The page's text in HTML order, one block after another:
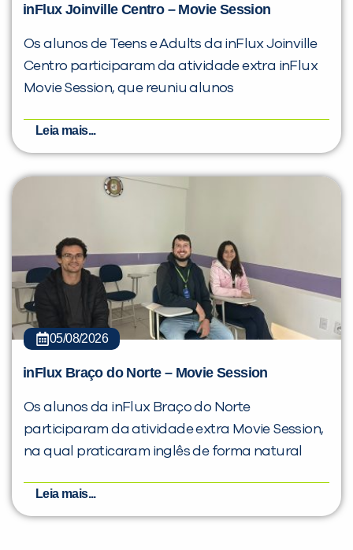
inFlux Joinville Centro – Movie Session
Os alunos de Teens e Adults da inFlux Joinville
Centro participaram da atividade extra inFlux
Movie Session, que reuniu alunos
Leia mais...
05/08/2026
inFlux Braço do Norte – Movie Session
Os alunos da inFlux Braço do Norte
participaram da atividade extra Movie Session,
na qual praticaram inglês de forma natural
Leia mais...